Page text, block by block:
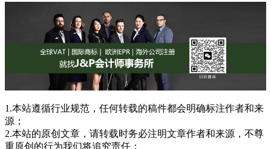
1.本站遵循行业规范，任何转载的稿件都会明确标注作者和来
源；
2.本站的原创文章，请转载时务必注明文章作者和来源，不尊
重原创的行为我们将追究责任；